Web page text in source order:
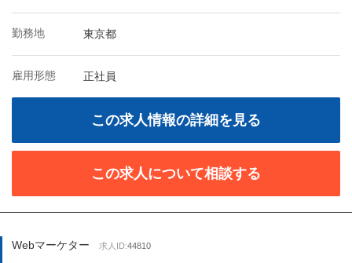
勤務地 東京都
雇用形態 正社員
この求人情報の詳細を見る
この求人について相談する
Webマーケター 求人ID:44810